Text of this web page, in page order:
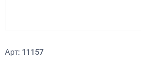
Арт: 11157